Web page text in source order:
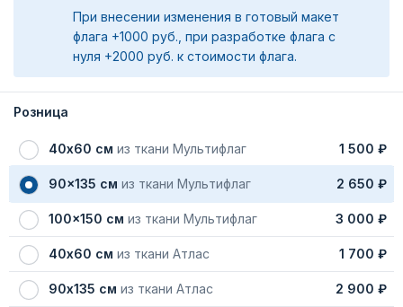
При внесении изменения в готовый макет
флага +1000 руб., при разработке флага с
нуля +2000 руб. к стоимости флага.
Розница
40х60 см из ткани Мультифлаг 1 500 ₽
90x135 см из ткани Мультифлаг 2 650 ₽
100x150 см из ткани Мультифлаг 3 000 ₽
40х60 см из ткани Атлас 1 700 ₽
90х135 см из ткани Атлас 2 900 ₽